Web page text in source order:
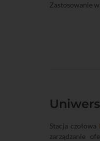
Zastosowanie
Stacja czołowa
zarządzanie